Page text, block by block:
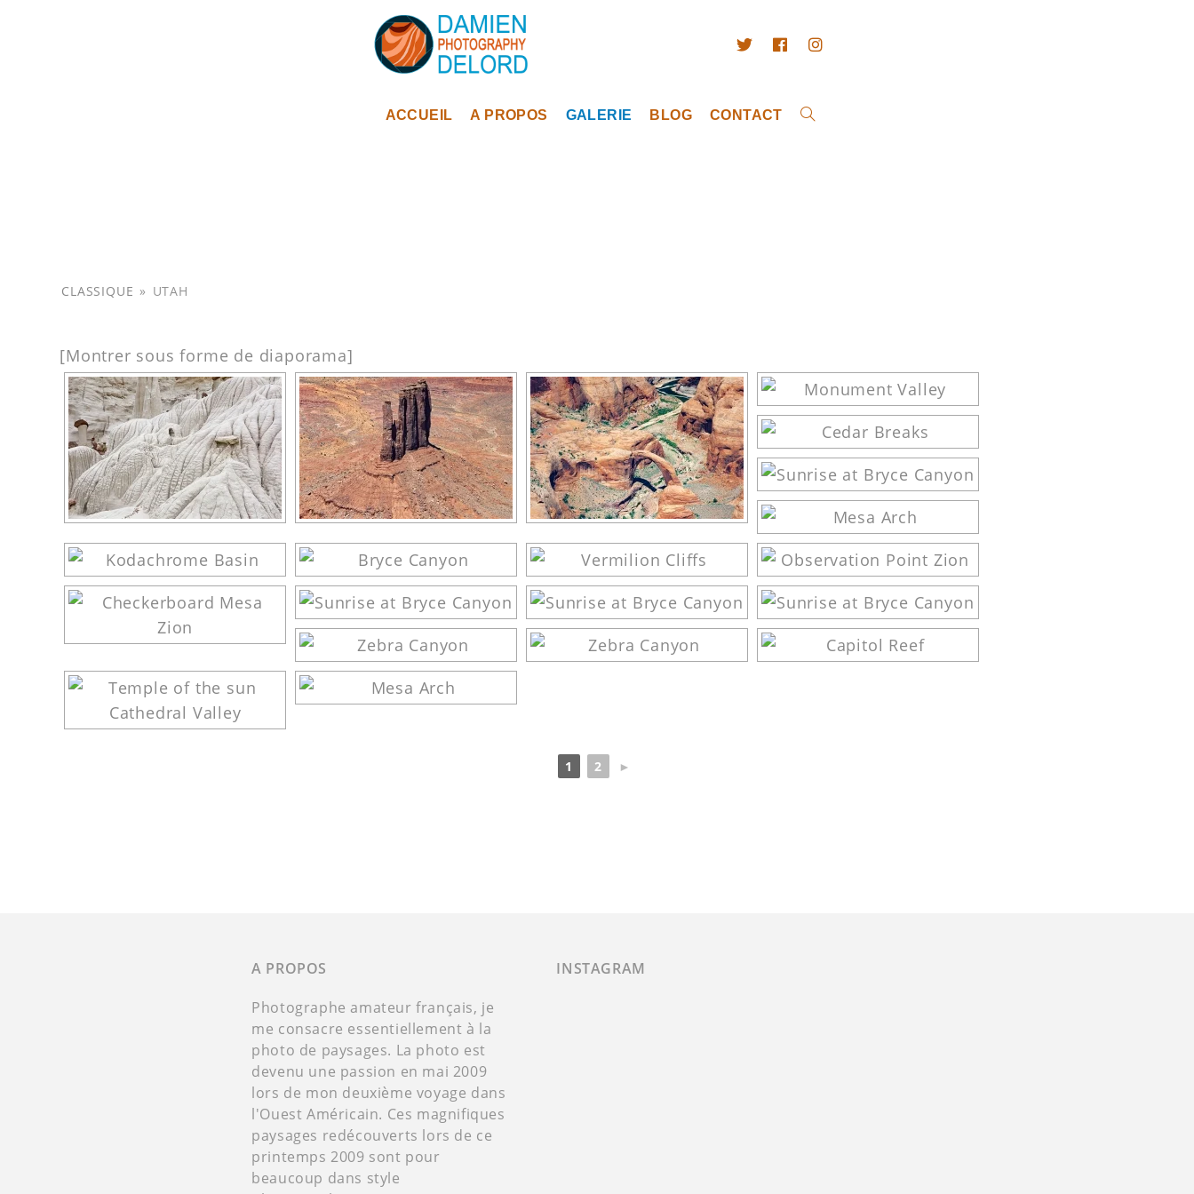
ACCUEIL A PROPOS GALERIE BLOG CONTACT
CLASSIQUE » UTAH
[Montrer sous forme de diaporama]
1 2 ►
A PROPOS
Photographe amateur français, je
me consacre essentiellement à la
photo de paysages. La photo est
devenu une passion en mai 2009
lors de mon deuxième voyage dans
l'Ouest Américain. Ces magnifiques
paysages redécouverts lors de ce
printemps 2009 sont pour
beaucoup dans style
INSTAGRAM